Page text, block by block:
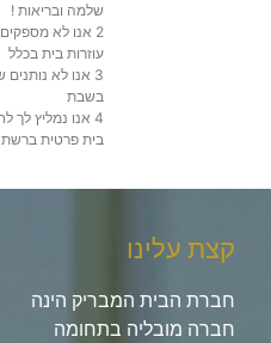
שלמה ובריאות !
2 אנו לא
עוזרות בית בכלל
3 אנו לא
בשבת
4 אנו נמליץ לך
בית פרטית ברשת
קצת עלינו
חברת הבית המבריק הינה
חברה מובליה בתחומה